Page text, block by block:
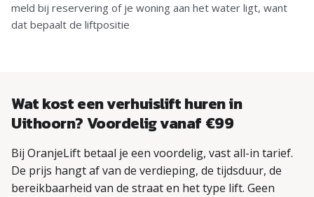
meld bij reservering of je woning aan het water ligt, want
dat bepaalt de liftpositie
Wat kost een verhuislift huren in
Uithoorn? Voordelig vanaf €99
Bij OranjeLift betaal je een voordelig, vast all-in tarief.
De prijs hangt af van de verdieping, de tijdsduur, de
bereikbaarheid van de straat en het type lift. Geen